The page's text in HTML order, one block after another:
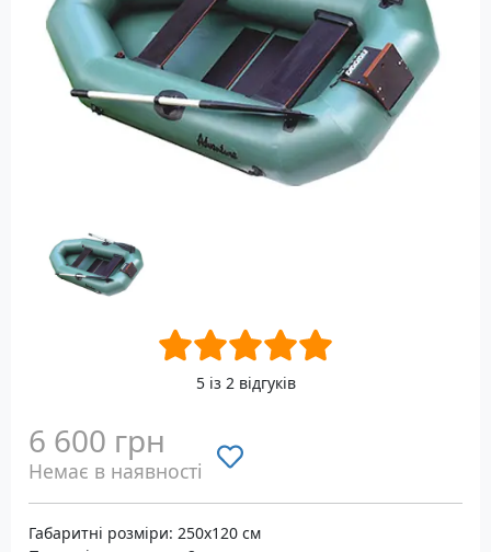
5 із 2 відгуків
6 600 грн
Немає в наявності
Габаритні розміри: 250x120 см